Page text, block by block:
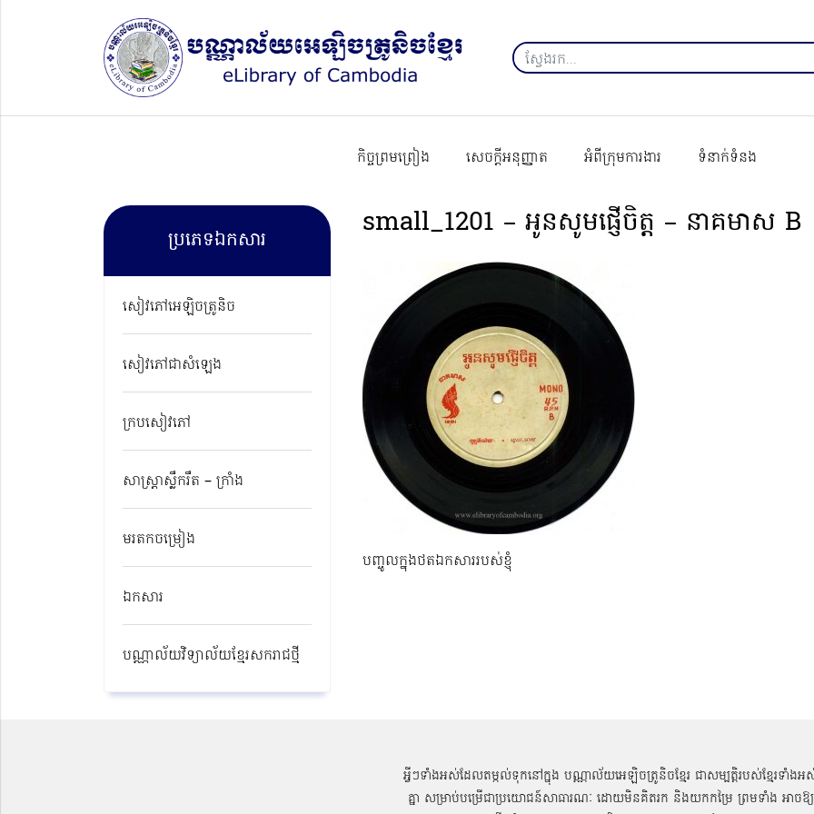
កិច្ចព្រមព្រៀង សេចក្ដីអនុញ្ញាត អំពីក្រុមការងារ ទំនាក់ទំនង
ប្រភេទឯកសារ
សៀវភៅអេឡិចត្រូនិច
សៀវភៅជាសំឡេង
ក្របសៀវភៅ
សាស្ត្រាស្លឹករឹត – ក្រាំង
មរតកចម្រៀង
ឯកសារ
បណ្ណាល័យវិទ្យាល័យខ្មែរសករាជថ្មី​
small_1201 – អូនសូមផ្ញើចិត្ត – នាគមាស B
បញ្ចូលក្នុងថតឯកសាររបស់ខ្ញុំ
អ្វីៗទាំងអស់ដែលតម្កល់ទុកនៅក្នុង បណ្ណាល័យអេឡិចត្រូនិចខ្មែរ ជាសម្បតិ្តរបស់ខ្មែរទាំងអ
គ្នា សម្រាប់បម្រើជាប្រយោជន៍សាធារណៈ ដោយមិនគិតរក និងយកកម្រៃ ព្រមទាំង អាចឱ្យ